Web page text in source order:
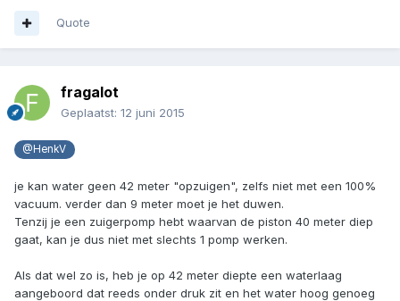
Quote
fragalot
Geplaatst: 12 juni 2015
@HenkV
je kan water geen 42 meter "opzuigen", zelfs niet met een 100%
vacuum. verder dan 9 meter moet je het duwen.
Tenzij je een zuigerpomp hebt waarvan de piston 40 meter diep
gaat, kan je dus niet met slechts 1 pomp werken.
Als dat wel zo is, heb je op 42 meter diepte een waterlaag
aangeboord dat reeds onder druk zit en het water hoog genoeg